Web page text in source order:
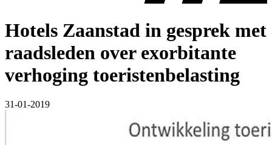
Hotels Zaanstad in gesprek met
raadsleden over exorbitante
verhoging toeristenbelasting
31-01-2019